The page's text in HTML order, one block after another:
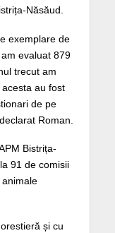
Năsăud.
exemplare de
evaluat 879
trecut am
au fost
de pe
Roman.
Bistrița-
91 de comisii
și cu